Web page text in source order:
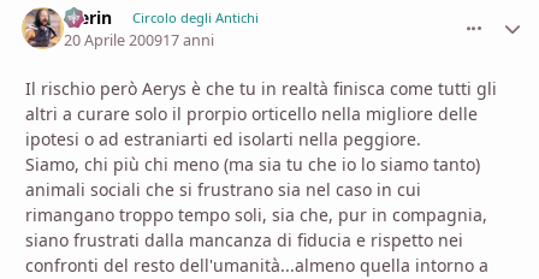
Merin Circolo degli Antichi
20 Aprile 200917 anni
Il rischio però Aerys è che tu in realtà finisca come tutti gli
altri a curare solo il prorpio orticello nella migliore delle
ipotesi o ad estraniarti ed isolarti nella peggiore.
Siamo, chi più chi meno (ma sia tu che io lo siamo tanto)
animali sociali che si frustrano sia nel caso in cui
rimangano troppo tempo soli, sia che, pur in compagnia,
siano frustrati dalla mancanza di fiducia e rispetto nei
confronti del resto dell'umanità...almeno quella intorno a